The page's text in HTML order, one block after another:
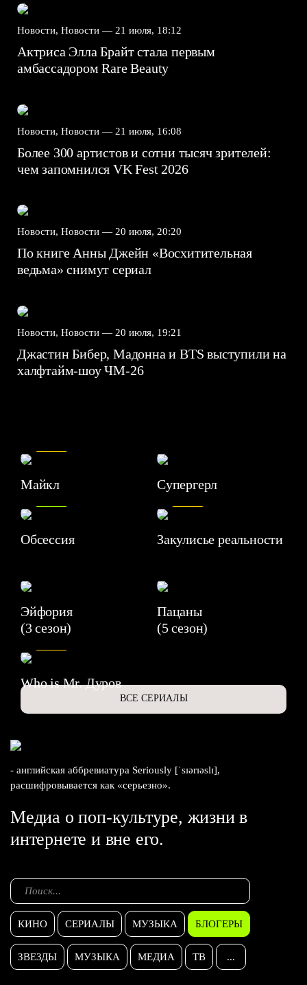
Новости, Новости — 21 июля, 18:12
Актриса Элла Брайт стала первым
амбассадором Rare Beauty
Новости, Новости — 21 июля, 16:08
Более 300 артистов и сотни тысяч зрителей:
чем запомнился VK Fest 2026
Новости, Новости — 20 июля, 20:20
По книге Анны Джейн «Восхитительная
ведьма» снимут сериал
Новости, Новости — 20 июля, 19:21
Джастин Бибер, Мадонна и BTS выступили на
халфтайм-шоу ЧМ-26
Майкл Супергерл
Обсессия
7.1
Закулисье реальности
Эйфория
(3 сезон)
Пацаны
(5 сезон)
Who is Mr. Дуров
ВСЕ СЕРИАЛЫ
- английская аббревиатура Seriously [ˈsɪərɪəslɪ],
расшифровывается как «серьезно».
Медиа о поп-культуре, жизни в
интернете и вне его.
КИНО СЕРИАЛЫ МУЗЫКА БЛОГЕРЫ
ЗВЕЗДЫ МУЗЫКА МЕДИА ТВ ...